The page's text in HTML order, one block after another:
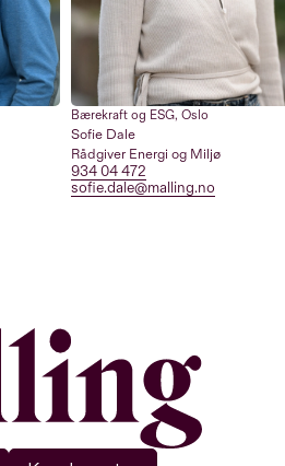
Bærekraft og ESG, Oslo
Sofie Dale
Rådgiver Energi og Miljø
934 04 472
sofie.dale@malling.no